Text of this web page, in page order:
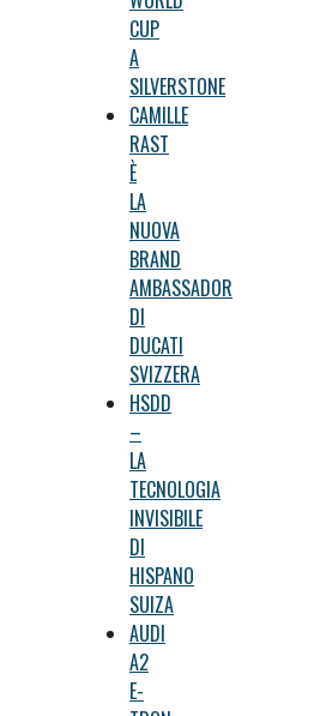
CUP
A
SILVERSTONE
CAMILLE
RAST
È
LA
NUOVA
BRAND
AMBASSADOR
DI
DUCATI
SVIZZERA
HSDD
–
LA
TECNOLOGIA
INVISIBILE
DI
HISPANO
SUIZA
AUDI
A2
E-